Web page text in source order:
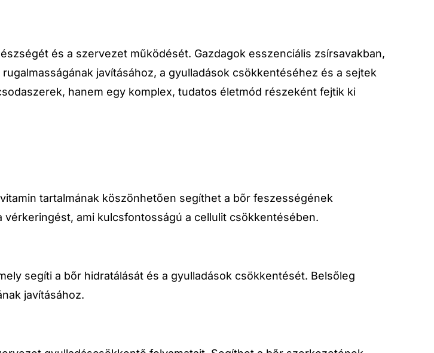
és a szervezet működését. Gazdagok esszenciális zsírsavakban,
javításához, a gyulladások csökkentéséhez és a sejtek
hanem egy komplex, tudatos életmód részeként fejtik ki
tartalmának köszönhetően segíthet a bőr feszességének
vérkeringést, ami kulcsfontosságú a cellulit csökkentésében.
segíti a bőr hidratálását és a gyulladások csökkentését. Belsőleg
javításához.